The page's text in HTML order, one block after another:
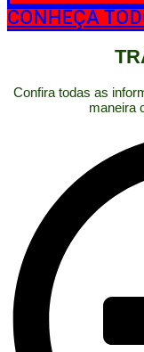
CONHEÇA
Confira todas as
maneira